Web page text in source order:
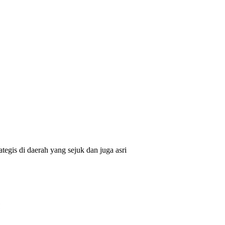
di daerah yang sejuk dan juga asri